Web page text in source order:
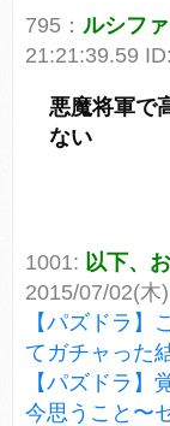
795： ルシフ
21:21:39.59
悪魔将軍で
ない
1001: 以下、
2015/07/02(木
【パズドラ
てガチャった
【パズドラ】
今思うこと〜